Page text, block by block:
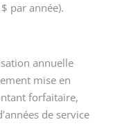
par année).
annuelle
mise en
forfaitaire,
de service